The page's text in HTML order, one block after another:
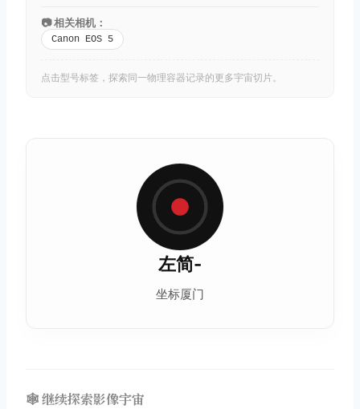
📷 相关相机：
Canon EOS 5
点击型号标签，探索同一物理容器记录的更多宇宙切片。
左简-
坐标厦门
🕸️ 继续探索影像宇宙